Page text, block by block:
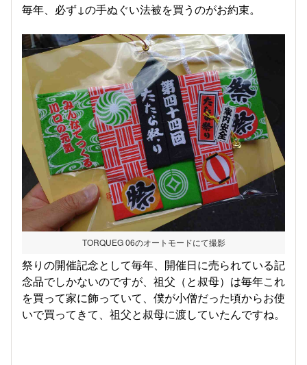
毎年、必ず↓の手ぬぐい法被を買うのがお約束。
TORQUEG 06のオートモードにて撮影
祭りの開催記念として毎年、開催日に売られている記
念品でしかないのですが、祖父（と叔母）は毎年これ
を買って家に飾っていて、僕が小僧だった頃からお使
いで買ってきて、祖父と叔母に渡していたんですね。